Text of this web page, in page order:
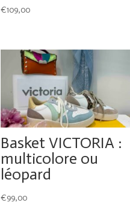
€109,00
Basket VICTORIA :
multicolore ou
léopard
€99,00